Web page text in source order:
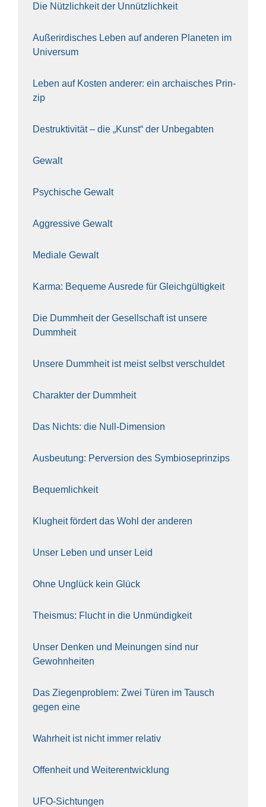
Die Nütz­lich­keit der Unnütz­lich­keit
Außer­ir­di­sches Leben auf ande­ren Pla­ne­ten im
Uni­ver­sum
Leben auf Kos­ten ande­rer: ein archai­sches Prin­
zip
Destruk­ti­vi­tät – die „Kunst“ der Unbe­gab­ten
Gewalt
Psy­chi­sche Gewalt
Aggres­si­ve Gewalt
Media­le Gewalt
Kar­ma: Beque­me Aus­re­de für Gleich­gül­tig­keit
Die Dumm­heit der Gesell­schaft ist unse­re
Dumm­heit
Unse­re Dumm­heit ist meist selbst ver­schul­det
Cha­rak­ter der Dumm­heit
Das Nichts: die Null-Dimen­si­on
Aus­beu­tung: Per­ver­si­on des Sym­bio­se­prin­zips
Bequem­lich­keit
Klug­heit för­dert das Wohl der ande­ren
Unser Leben und unser Leid
Ohne Unglück kein Glück
The­is­mus: Flucht in die Unmün­dig­keit
Unser Den­ken und Mei­nun­gen sind nur
Gewohn­hei­ten
Das Zie­gen­pro­blem: Zwei Türen im Tausch
gegen eine
Wahr­heit ist nicht immer rela­tiv
Offen­heit und Wei­ter­ent­wick­lung
UFO-Sich­tun­gen